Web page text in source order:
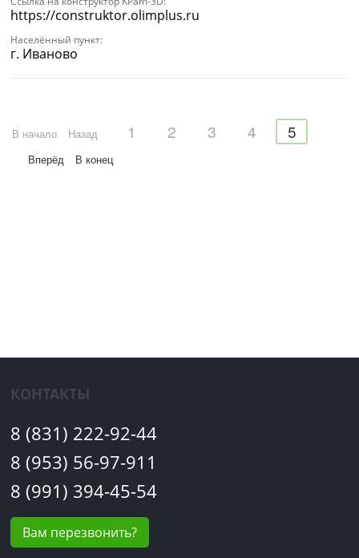
https://construktor.olimplus.ru
Населённый пункт:
г. Иваново
В начало Назад 1 2 3 4 5
Вперёд В конец
КОНТАКТЫ
8 (831) 222-92-44
8 (953) 56-97-911
8 (991) 394-45-54
Вам перезвонить?